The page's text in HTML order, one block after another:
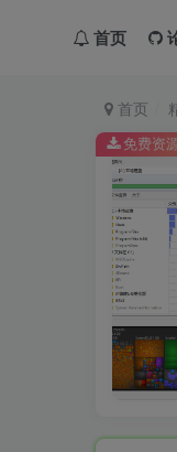
首页
首页
免费资